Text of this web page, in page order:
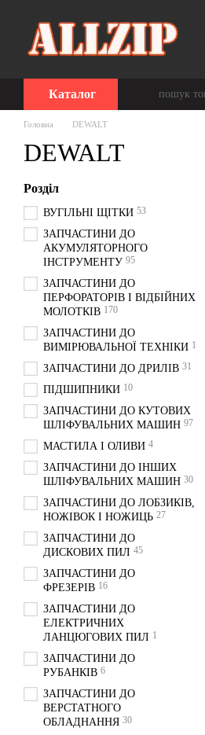
Каталог
Головна DEWALT
DEWALT
Розділ
ВУГІЛЬНІ ЩІТКИ 53
ЗАПЧАСТИНИ ДО
АКУМУЛЯТОРНОГО
ІНСТРУМЕНТУ 95
ЗАПЧАСТИНИ ДО
ПЕРФОРАТОРІВ І ВІДБІЙНИХ
МОЛОТКІВ 170
ЗАПЧАСТИНИ ДО
ВИМІРЮВАЛЬНОЇ ТЕХНІКИ 1
ЗАПЧАСТИНИ ДО ДРИЛІВ 31
ПІДШИПНИКИ 10
ЗАПЧАСТИНИ ДО КУТОВИХ
ШЛІФУВАЛЬНИХ МАШИН 97
МАСТИЛА І ОЛИВИ 4
ЗАПЧАСТИНИ ДО ІНШИХ
ШЛІФУВАЛЬНИХ МАШИН 30
ЗАПЧАСТИНИ ДО ЛОБЗИКІВ,
НОЖІВОК І НОЖИЦЬ 27
ЗАПЧАСТИНИ ДО
ДИСКОВИХ ПИЛ 45
ЗАПЧАСТИНИ ДО
ФРЕЗЕРІВ 16
ЗАПЧАСТИНИ ДО
ЕЛЕКТРИЧНИХ
ЛАНЦЮГОВИХ ПИЛ 1
ЗАПЧАСТИНИ ДО
РУБАНКІВ 6
ЗАПЧАСТИНИ ДО
ВЕРСТАТНОГО
ОБЛАДНАННЯ 30